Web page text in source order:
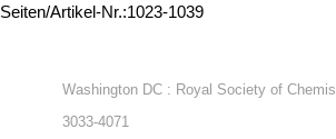
Seiten/Artikel-Nr.:1023-1039
Washington DC : Royal Society of
3033-4071